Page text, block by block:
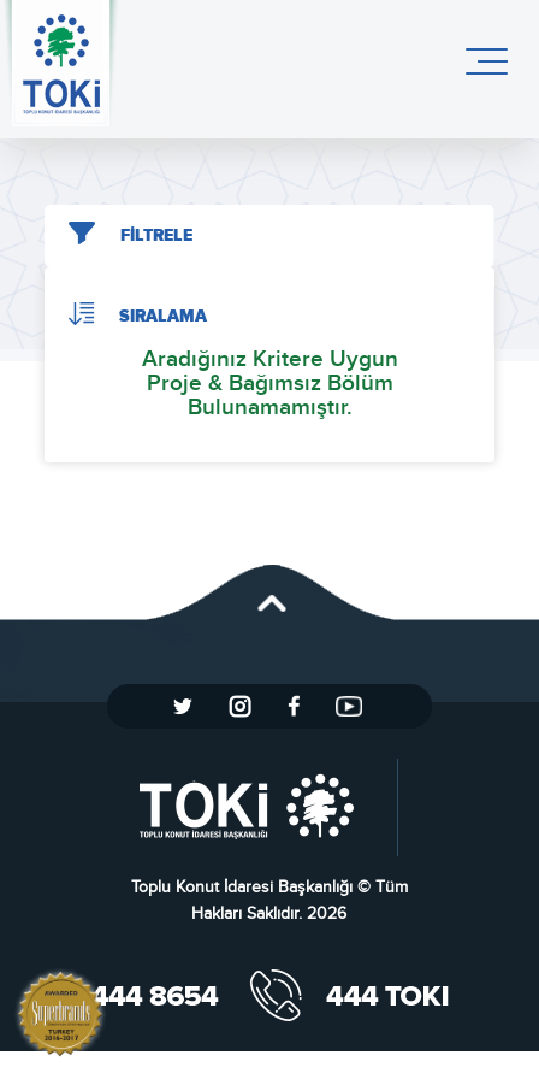
FİLTRELE
SIRALAMA
Aradığınız Kritere Uygun
Proje & Bağımsız Bölüm
Bulunamamıştır.
Toplu Konut İdaresi Başkanlığı © Tüm
Hakları Saklıdır. 2026